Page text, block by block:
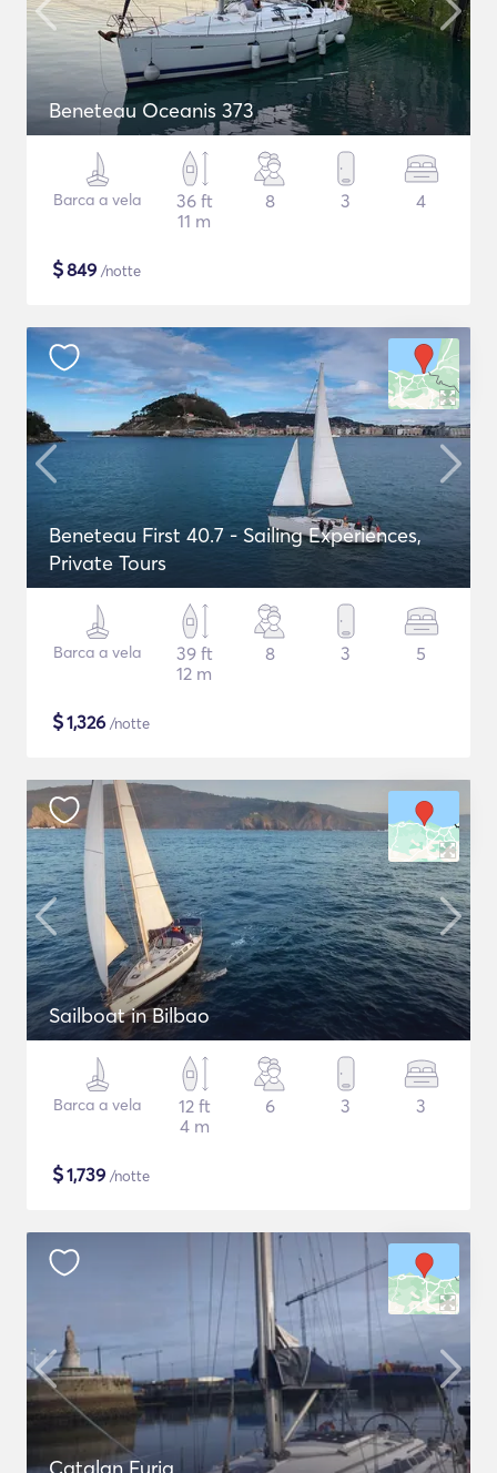
Beneteau Oceanis 373
Barca a vela
36 ft
11 m
8 3 4
$849 /notte
Beneteau First 40.7 - Sailing Experiences,
Private Tours
Barca a vela
39 ft
12 m
8 3 5
$1,326 /notte
Sailboat in Bilbao
Barca a vela
12 ft
4 m
6 3 3
$1,739 /notte